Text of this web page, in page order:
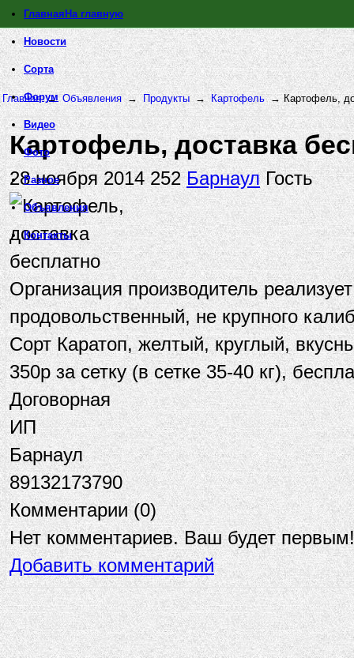
Главная На главную
Новости
Сорта
Форум
Видео
Фото
Разное
Объявления
Контакты
Главная → Объявления → Продукты → Картофель →Картофель,
Картофель, доставка
28 ноября 2014 252 Барнаул Гость
Организация производитель
продовольственный, не крупного
Сорт Каратоп, желтый, круглый,
350р за сетку (в сетке 35-40 кг),
Договорная
ИП
Барнаул
89132173790
Комментарии (0)
Нет комментариев. Ваш будет первым!
Добавить комментарий